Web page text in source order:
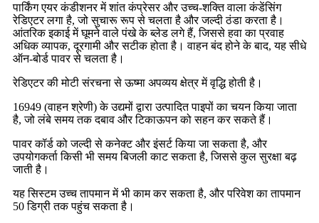
पार्किंग एयर कंडीशनर में शांत कंप्रेसर और उच्च-शक्ति वाला कंडेंसिंग
रेडिएटर लगा है, जो सुचारू रूप से चलता है और जल्दी ठंडा करता है।
आंतरिक इकाई में घूमने वाले पंखे के ब्लेड लगे हैं, जिससे हवा का प्रवाह
अधिक व्यापक, दूरगामी और सटीक होता है। वाहन बंद होने के बाद, यह सीधे
ऑन-बोर्ड पावर से चलता है।
रेडिएटर की मोटी संरचना से ऊष्मा अपव्यय क्षेत्र में वृद्धि होती है।
16949 (वाहन श्रेणी) के उद्यमों द्वारा उत्पादित पाइपों का चयन किया जाता
है, जो लंबे समय तक दबाव और टिकाऊपन को सहन कर सकते हैं।
पावर कॉर्ड को जल्दी से कनेक्ट और इंसर्ट किया जा सकता है, और
उपयोगकर्ता किसी भी समय बिजली काट सकता है, जिससे कुल सुरक्षा बढ़
जाती है।
यह सिस्टम उच्च तापमान में भी काम कर सकता है, और परिवेश का तापमान
50 डिग्री तक पहुंच सकता है।